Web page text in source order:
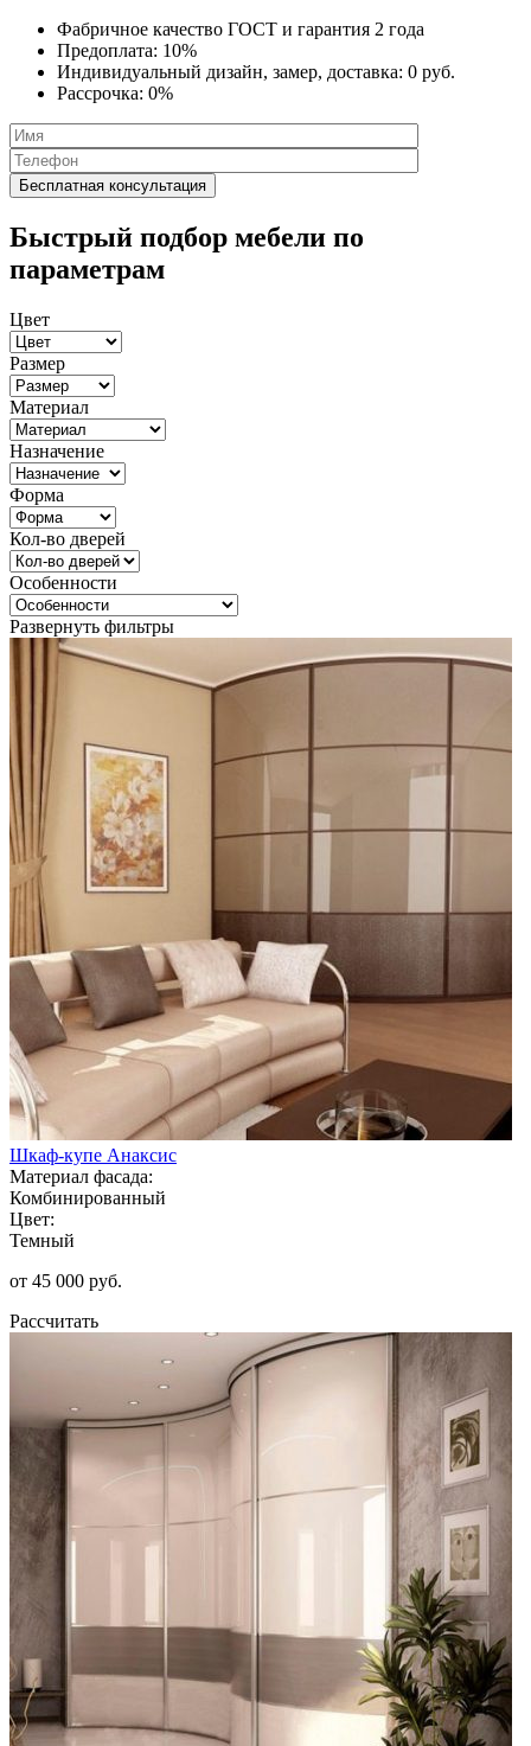
Фабричное качество ГОСТ и гарантия 2 года
Предоплата: 10%
Индивидуальный дизайн, замер, доставка: 0 руб.
Рассрочка: 0%
Быстрый подбор мебели по
параметрам
Цвет
Размер
Материал
Назначение
Форма
Кол-во дверей
Особенности
Развернуть фильтры
Шкаф-купе Анаксис
Материал фасада:
Комбинированный
Цвет:
Темный
от 45 000 руб.
Рассчитать